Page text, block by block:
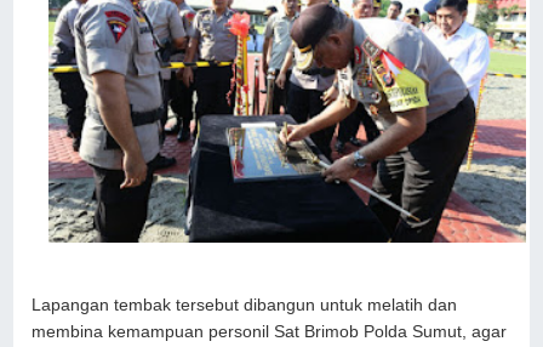
Lapangan tembak tersebut dibangun untuk melatih dan
membina kemampuan personil Sat Brimob Polda Sumut, agar